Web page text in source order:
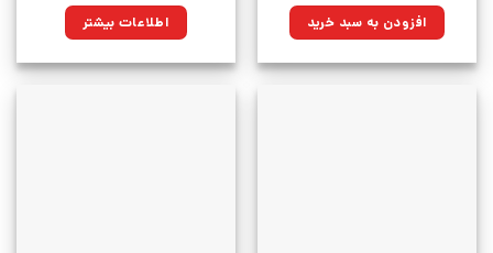
۱۵۵,۰۰۰تومان
بود.
۱۱۰,۸۲۵تومان.افزودن به سبد خرید اطلاعات بیشتر